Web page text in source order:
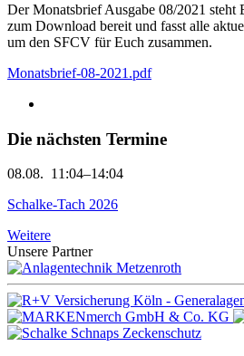
Der Monatsbrief Ausgabe 08/2021 steht
zum Download bereit und fasst alle
um den SFCV für Euch zusammen.
Monatsbrief-08-2021.pdf
Die nächsten Termine
08.08. 11:04–14:04
Schalke-Tach 2026
Weitere
Unsere Partner